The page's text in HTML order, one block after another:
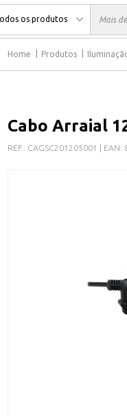
Home Produtos
Cabo Arraial
REF.: CAGSC201205001 | EAN: